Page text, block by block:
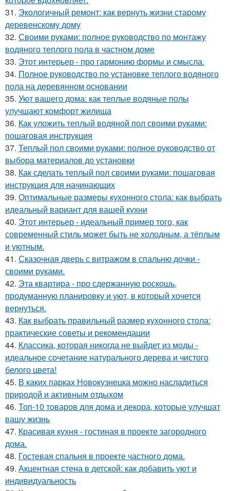
31. Экологичный ремонт: как вернуть жизни старому
деревенскому дому
32. Своими руками: полное руководство по монтажу
водяного теплого пола в частном доме
33. Этот интерьер - про гармонию формы и смысла.
34. Полное руководство по установке теплого водяного
пола на деревянном основании
35. Уют вашего дома: как теплые водяные полы
улучшают комфорт жилища
36. Как уложить теплый водяной пол своими руками:
пошаговая инструкция
37. Теплый пол своими руками: полное руководство от
выбора материалов до установки
38. Как сделать теплый пол своими руками: пошаговая
инструкция для начинающих
39. Оптимальные размеры кухонного стола: как выбрать
идеальный вариант для вашей кухни
40. Этот интерьер - идеальный пример того, как
современный стиль может быть не холодным, а тёплым
и уютным.
41. Сказочная дверь с витражом в спальню дочки -
своими руками.
42. Эта квартира - про сдержанную роскошь,
продуманную планировку и уют, в который хочется
вернуться.
43. Как выбрать правильный размер кухонного стола:
практические советы и рекомендации
44. Классика, которая никогда не выйдет из моды -
идеальное сочетание натурального дерева и чистого
белого цвета!
45. В каких парках Новокузнецка можно насладиться
природой и активным отдыхом
46. Топ-10 товаров для дома и декора, которые улучшат
вашу жизнь
47. Красивая кухня - гостиная в проекте загородного
дома.
48. Гостевая спальня в проекте частного дома.
49. Акцентная стена в детской: как добавить уют и
индивидуальность